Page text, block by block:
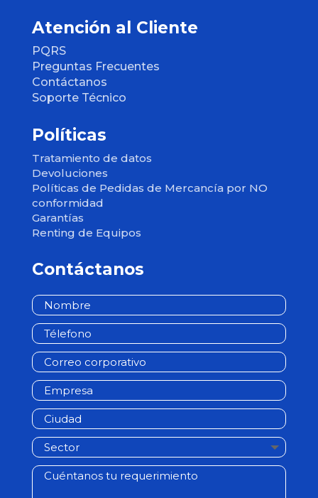
Atención al Cliente
PQRS
Preguntas Frecuentes
Contáctanos
Soporte Técnico
Políticas
Tratamiento de datos
Devoluciones
Políticas de Pedidas de Mercancía por NO
conformidad
Garantías
Renting de Equipos
Contáctanos